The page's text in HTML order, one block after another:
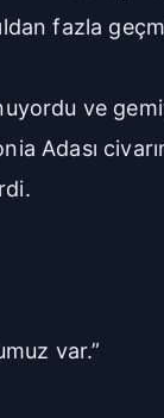
fazla
ve
Adası
var.”